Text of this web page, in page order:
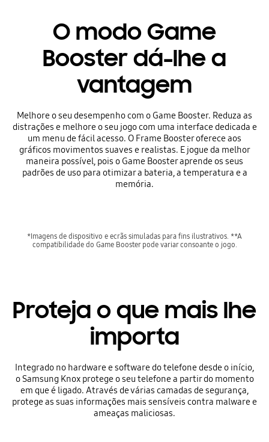
O modo Game
Booster dá-lhe a
vantagem
Melhore o seu desempenho com o Game Booster. Reduza as
distrações e melhore o seu jogo com uma interface dedicada e
um menu de fácil acesso. O Frame Booster oferece aos
gráficos movimentos suaves e realistas. E jogue da melhor
maneira possível, pois o Game Booster aprende os seus
padrões de uso para otimizar a bateria, a temperatura e a
memória.
*Imagens de dispositivo e ecrãs simuladas para fins ilustrativos. **A
compatibilidade do Game Booster pode variar consoante o jogo.
Proteja o que mais lhe
importa
Integrado no hardware e software do telefone desde o início,
o Samsung Knox protege o seu telefone a partir do momento
em que é ligado. Através de várias camadas de segurança,
protege as suas informações mais sensíveis contra malware e
ameaças maliciosas.